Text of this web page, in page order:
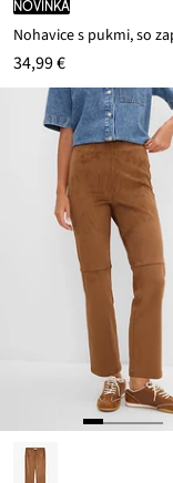
novinka
34,99 €